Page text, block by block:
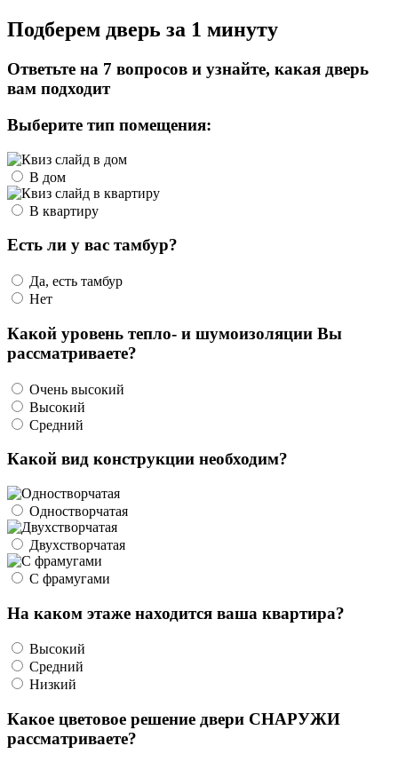
Подберем дверь за 1 минуту
Ответьте на 7 вопросов и узнайте, какая дверь
вам подходит
Выберите тип помещения:
В дом
В квартиру
Есть ли у вас тамбур?
Да, есть тамбур
Нет
Какой уровень тепло- и шумоизоляции Вы
рассматриваете?
Очень высокий
Высокий
Средний
Какой вид конструкции необходим?
Одностворчатая
Двухстворчатая
С фрамугами
На каком этаже находится ваша квартира?
Высокий
Средний
Низкий
Какое цветовое решение двери СНАРУЖИ
рассматриваете?